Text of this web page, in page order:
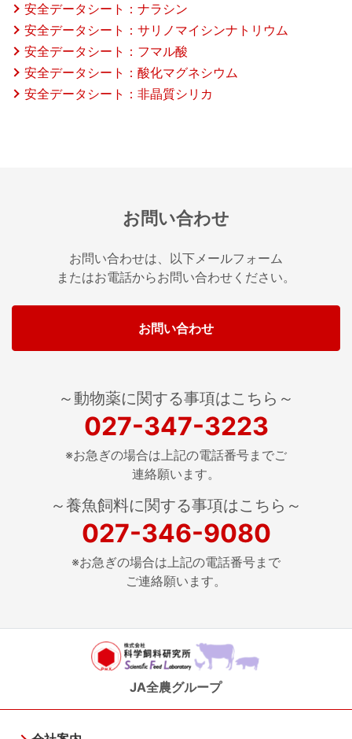
安全データシート：ナラシン
安全データシート：サリノマイシンナトリウム
安全データシート：フマル酸
安全データシート：酸化マグネシウム
安全データシート：非晶質シリカ
お問い合わせ
お問い合わせは、以下メールフォーム
またはお電話からお問い合わせください。
お問い合わせ
～動物薬に関する事項はこちら～
027-347-3223
※お急ぎの場合は上記の電話番号までご
連絡願います。
～養魚飼料に関する事項はこちら～
027-346-9080
※お急ぎの場合は上記の電話番号まで
ご連絡願います。
JA全農グループ